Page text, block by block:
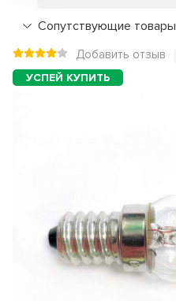
Сопутствующие товары
Добавить отзыв